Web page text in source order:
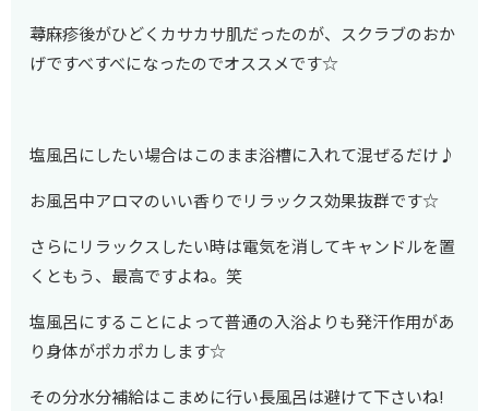
蕁麻疹後がひどくカサカサ肌だったのが、スクラブのおか
げですべすべになったのでオススメです☆
塩風呂にしたい場合はこのまま浴槽に入れて混ぜるだけ♪
お風呂中アロマのいい香りでリラックス効果抜群です☆
さらにリラックスしたい時は電気を消してキャンドルを置
くともう、最高ですよね。笑
塩風呂にすることによって普通の入浴よりも発汗作用があ
り身体がポカポカします☆
その分水分補給はこまめに行い長風呂は避けて下さいね!